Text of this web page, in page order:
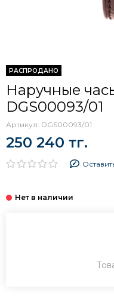
РАСПРОДАНО
Наручные
DGS00093/01
Артикул: DGS00093/01
250 240 тг.